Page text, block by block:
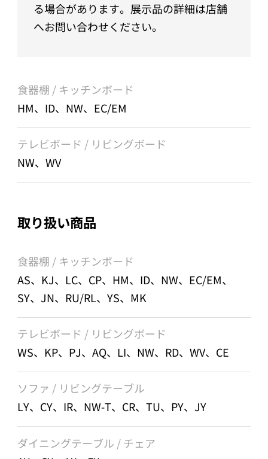
る場合があります。展示品の詳細は店舗
へお問い合わせください。
食器棚 / キッチンボード
HM、ID、NW、EC/EM
テレビボード / リビングボード
NW、WV
取り扱い商品
食器棚 / キッチンボード
AS、KJ、LC、CP、HM、ID、NW、EC/EM、
SY、JN、RU/RL、YS、MK
テレビボード / リビングボード
WS、KP、PJ、AQ、LI、NW、RD、WV、CE
ソファ / リビングテーブル
LY、CY、IR、NW-T、CR、TU、PY、JY
ダイニングテーブル / チェア